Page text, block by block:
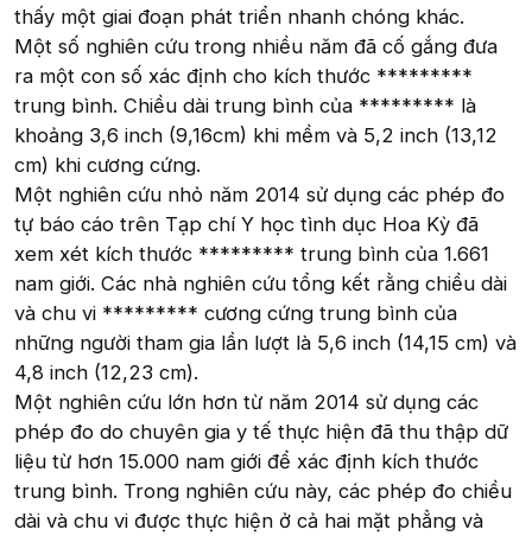
thấy một giai đoạn phát triển nhanh chóng khác.
Một số nghiên cứu trong nhiều năm đã cố gắng đưa
ra một con số xác định cho kích thước *********
trung bình. Chiều dài trung bình của ********* là
khoảng 3,6 inch (9,16cm) khi mềm và 5,2 inch (13,12
cm) khi cương cứng.
Một nghiên cứu nhỏ năm 2014 sử dụng các phép đo
tự báo cáo trên Tạp chí Y học tình dục Hoa Kỳ đã
xem xét kích thước ********* trung bình của 1.661
nam giới. Các nhà nghiên cứu tổng kết rằng chiều dài
và chu vi ********* cương cứng trung bình của
những người tham gia lần lượt là 5,6 inch (14,15 cm) và
4,8 inch (12,23 cm).
Một nghiên cứu lớn hơn từ năm 2014 sử dụng các
phép đo do chuyên gia y tế thực hiện đã thu thập dữ
liệu từ hơn 15.000 nam giới để xác định kích thước
trung bình. Trong nghiên cứu này, các phép đo chiều
dài và chu vi được thực hiện ở cả hai mặt phẳng và